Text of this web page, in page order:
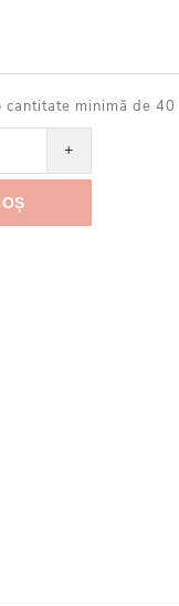
cantitate minimă de 40
+